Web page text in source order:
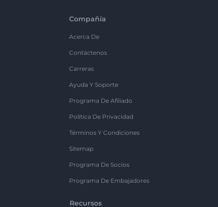
Compañía
Acerca De
Contáctenos
Carreras
Ayuda Y Soporte
Programa De Afiliado
Política De Privacidad
Términos Y Condiciones
Sitemap
Programa De Socios
Programa De Embajadores
Recursos